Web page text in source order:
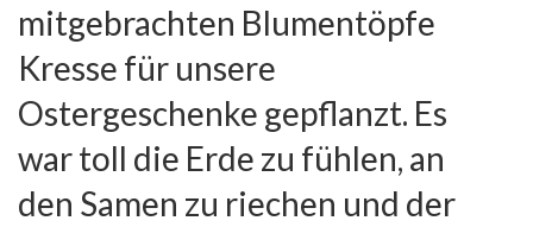
mitgebrachten Blumentöpfe
Kresse für unsere
Ostergeschenke gepflanzt. Es
war toll die Erde zu fühlen, an
den Samen zu riechen und der